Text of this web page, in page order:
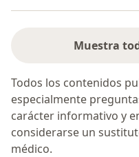
Muestra
Todos los contenidos
especialmente
carácter informativo y
considerarse un
médico.